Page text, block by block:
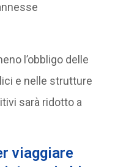
l’obbligo delle
e nelle strutture
sarà ridotto a
viaggiare